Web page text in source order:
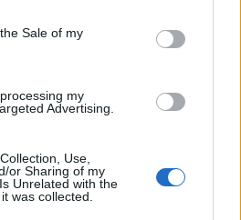
purposes in below Google
Sale of my
my
Advertising.
Use,
or Sharing of my
Unrelated with the
was collected.
ifjabb Lehár Ferenc, ha akart
el végzetét. Apja a
katonakarmestere volt,
volt, hogy gyermekét
Ferencet már 12 évesen